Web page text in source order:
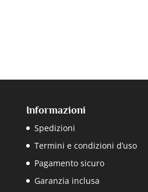
Informazioni
Spedizioni
Termini e condizioni d’uso
Pagamento sicuro
Garanzia inclusa